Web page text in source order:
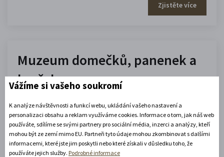
Zjistěte více
Muzeum domečků, panenek a
hraček
10.00 - 16.00
(platné od 1. 7. 2026 do 31. 8. 2026)
Zobrazit celou otevírací dobu
Vážíme si vašeho soukromí
K analýze návštěvnosti a funkcí webu, ukládání vašeho nastavení a
personalizaci obsahu a reklam využíváme cookies. Informace o tom, jak náš web
používáte, sdílíme se svými partnery pro sociální média, inzerci a analýzy, kteří
mohou být ze zemí mimo EU. Partneři tyto údaje mohou zkombinovat s dalšími
informacemi, které jste jim poskytli nebo které získali v důsledku toho, že
používáte jejich služby. Podrobné informace